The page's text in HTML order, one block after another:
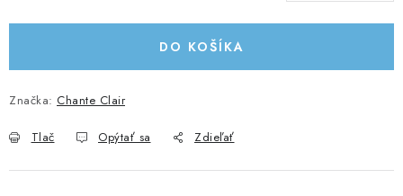
DO KOŠÍKA
Značka: Chante Clair
Tlač Opýtať sa Zdieľať